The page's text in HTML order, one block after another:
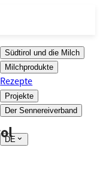
Südtirol und die Milch
Milchprodukte
Rezepte
Projekte
Der Sennereiverband
DE